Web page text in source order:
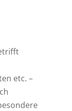
etc. –